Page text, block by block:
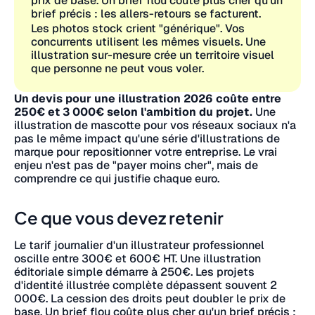
brief précis : les allers-retours se facturent.
Les photos stock crient "générique". Vos
concurrents utilisent les mêmes visuels. Une
illustration sur-mesure crée un territoire visuel
que personne ne peut vous voler.
Un devis pour une illustration 2026 coûte entre
250€ et 3 000€ selon l'ambition du projet. Une
illustration de mascotte pour vos réseaux sociaux n'a
pas le même impact qu'une série d'illustrations de
marque pour repositionner votre entreprise. Le vrai
enjeu n'est pas de "payer moins cher", mais de
comprendre ce qui justifie chaque euro.
Ce que vous devez retenir
Le tarif journalier d'un illustrateur professionnel
oscille entre 300€ et 600€ HT. Une illustration
éditoriale simple démarre à 250€. Les projets
d'identité illustrée complète dépassent souvent 2
000€. La cession des droits peut doubler le prix de